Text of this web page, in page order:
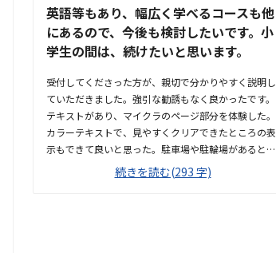
英語等もあり、幅広く学べるコースも他
にあるので、今後も検討したいです。小
学生の間は、続けたいと思います。
受付してくださった方が、親切で分かりやすく説明し
ていただきました。強引な勧誘もなく良かったです。
テキストがあり、マイクラのページ部分を体験した。
カラーテキストで、見やすくクリアできたところの表
示もできて良いと思った。駐車場や駐輪場があるとも
っと良かった。徒歩で通うことになりそうです。駅か
らは近くて良いです。雰囲気も良く、清潔感もあっ
続きを読む(293 字)